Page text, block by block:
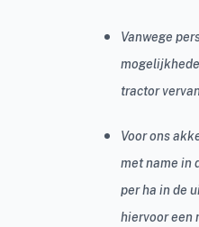
Vanwege
tractor
Voor ons
met name in
per ha in de
hiervoor een